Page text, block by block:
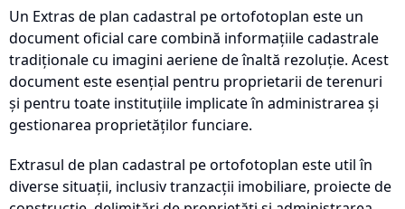
Un Extras de plan cadastral pe ortofotoplan este un
document oficial care combină informațiile cadastrale
tradiționale cu imagini aeriene de înaltă rezoluție. Acest
document este esențial pentru proprietarii de terenuri
și pentru toate instituțiile implicate în administrarea și
gestionarea proprietăților funciare.
Extrasul de plan cadastral pe ortofotoplan este util în
diverse situații, inclusiv tranzacții imobiliare, proiecte de